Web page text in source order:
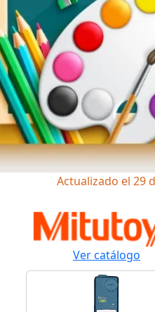
Actualizado el 29
Ver catálogo